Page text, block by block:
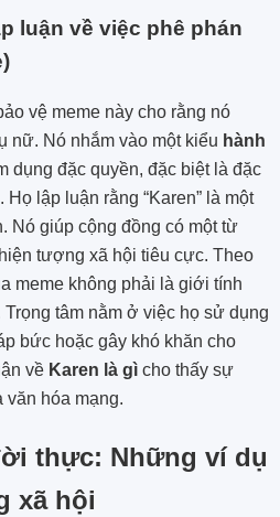
luận về việc phê phán
vệ meme này cho rằng nó
nữ. Nó nhắm vào một kiểu hành
dụng đặc quyền, đặc biệt là đặc
lập luận rằng “Karen” là một
Nó giúp cộng đồng có một từ
tượng xã hội tiêu cực. Theo
meme không phải là giới tính
tâm nằm ở việc họ sử dụng
bức hoặc gây khó khăn cho
về Karen là gì cho thấy sự
văn hóa mạng.
thực: Những ví dụ
xã hội